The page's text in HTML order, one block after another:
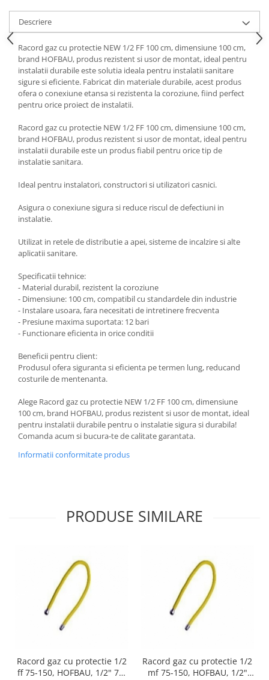
Descriere
Racord gaz cu protectie NEW 1/2 FF 100 cm, dimensiune 100 cm,
brand HOFBAU, produs rezistent si usor de montat, ideal pentru
instalatii durabile este solutia ideala pentru instalatii sanitare
sigure si eficiente. Fabricat din materiale durabile, acest produs
ofera o conexiune etansa si rezistenta la coroziune, fiind perfect
pentru orice proiect de instalatii.
Racord gaz cu protectie NEW 1/2 FF 100 cm, dimensiune 100 cm,
brand HOFBAU, produs rezistent si usor de montat, ideal pentru
instalatii durabile este un produs fiabil pentru orice tip de
instalatie sanitara.
Ideal pentru instalatori, constructori si utilizatori casnici.
Asigura o conexiune sigura si reduce riscul de defectiuni in
instalatie.
Utilizat in retele de distributie a apei, sisteme de incalzire si alte
aplicatii sanitare.
Specificatii tehnice:
- Material durabil, rezistent la coroziune
- Dimensiune: 100 cm, compatibil cu standardele din industrie
- Instalare usoara, fara necesitati de intretinere frecventa
- Presiune maxima suportata: 12 bari
- Functionare eficienta in orice conditii
Beneficii pentru client:
Produsul ofera siguranta si eficienta pe termen lung, reducand
costurile de mentenanta.
Alege Racord gaz cu protectie NEW 1/2 FF 100 cm, dimensiune
100 cm, brand HOFBAU, produs rezistent si usor de montat, ideal
pentru instalatii durabile pentru o instalatie sigura si durabila!
Comanda acum si bucura-te de calitate garantata.
Informatii conformitate produs
PRODUSE SIMILARE
Racord gaz cu protectie 1/2
ff 75-150, HOFBAU, 1/2" 75-
Racord gaz cu protectie 1/2
mf 75-150, HOFBAU, 1/2"